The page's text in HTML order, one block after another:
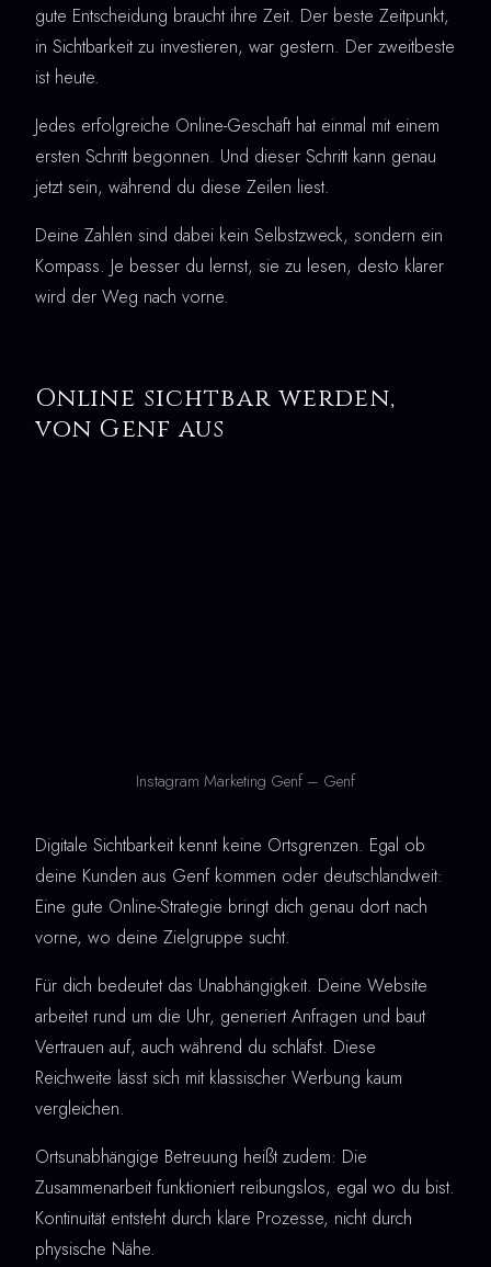
gute Entscheidung braucht ihre Zeit. Der beste Zeitpunkt,
in Sichtbarkeit zu investieren, war gestern. Der zweitbeste
ist heute.
Jedes erfolgreiche Online-Geschäft hat einmal mit einem
ersten Schritt begonnen. Und dieser Schritt kann genau
jetzt sein, während du diese Zeilen liest.
Deine Zahlen sind dabei kein Selbstzweck, sondern ein
Kompass. Je besser du lernst, sie zu lesen, desto klarer
wird der Weg nach vorne.
Online sichtbar werden,
von Genf aus
Instagram Marketing Genf – Genf
Digitale Sichtbarkeit kennt keine Ortsgrenzen. Egal ob
deine Kunden aus Genf kommen oder deutschlandweit:
Eine gute Online-Strategie bringt dich genau dort nach
vorne, wo deine Zielgruppe sucht.
Für dich bedeutet das Unabhängigkeit. Deine Website
arbeitet rund um die Uhr, generiert Anfragen und baut
Vertrauen auf, auch während du schläfst. Diese
Reichweite lässt sich mit klassischer Werbung kaum
vergleichen.
Ortsunabhängige Betreuung heißt zudem: Die
Zusammenarbeit funktioniert reibungslos, egal wo du bist.
Kontinuität entsteht durch klare Prozesse, nicht durch
physische Nähe.